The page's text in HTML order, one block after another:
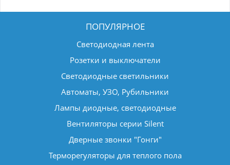
ПОПУЛЯРНОЕ
Светодиодная лента
Розетки и выключатели
Светодиодные светильники
Автоматы, УЗО, Рубильники
Лампы диодные, светодиодные
Вентиляторы серии Silent
Дверные звонки "Гонги"
Терморегуляторы для теплого пола